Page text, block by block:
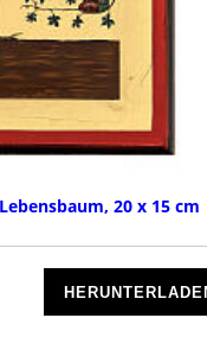
20 x 15 cm